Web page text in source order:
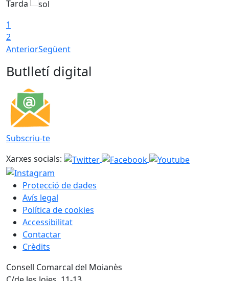
Tarda
1
2
AnteriorSegüent
Butlletí digital
Subscriu-te
Xarxes socials:
Protecció de dades
Avís legal
Política de cookies
Accessibilitat
Contactar
Crèdits
Consell Comarcal del Moianès